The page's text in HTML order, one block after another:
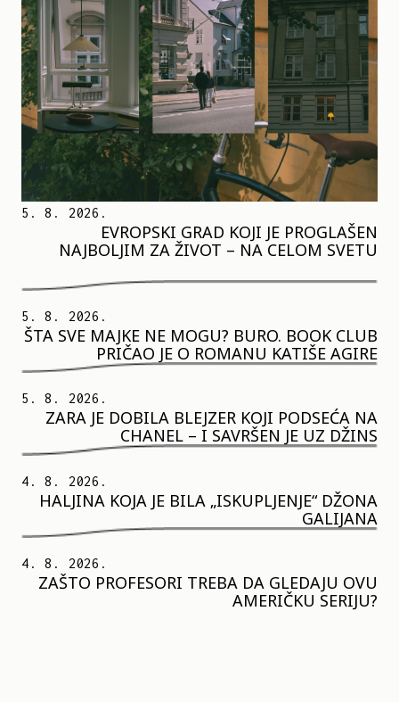
5. 8. 2026.
EVROPSKI GRAD KOJI JE PROGLAŠEN
NAJBOLJIM ZA ŽIVOT – NA CELOM SVETU
5. 8. 2026.
ŠTA SVE MAJKE NE MOGU? BURO. BOOK CLUB
PRIČAO JE O ROMANU KATIŠE AGIRE
5. 8. 2026.
ZARA JE DOBILA BLEJZER KOJI PODSEĆA NA
CHANEL – I SAVRŠEN JE UZ DŽINS
4. 8. 2026.
HALJINA KOJA JE BILA „ISKUPLJENJE“ DŽONA
GALIJANA
4. 8. 2026.
ZAŠTO PROFESORI TREBA DA GLEDAJU OVU
AMERIČKU SERIJU?